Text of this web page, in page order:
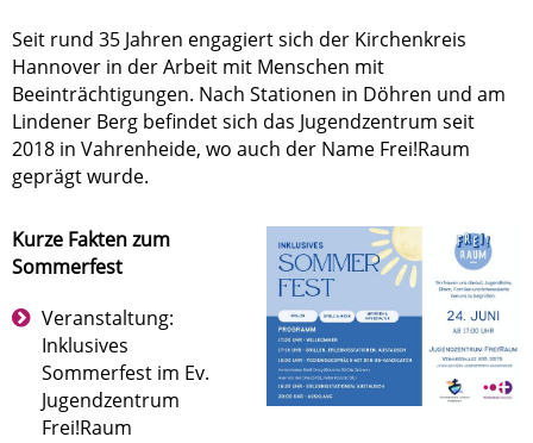
Seit rund 35 Jahren engagiert sich der Kirchenkreis
Hannover in der Arbeit mit Menschen mit
Beeinträchtigungen. Nach Stationen in Döhren und am
Lindener Berg befindet sich das Jugendzentrum seit
2018 in Vahrenheide, wo auch der Name Frei!Raum
geprägt wurde.
Kurze Fakten zum
Sommerfest
Veranstaltung:
Inklusives
Sommerfest im Ev.
Jugendzentrum
Frei!Raum